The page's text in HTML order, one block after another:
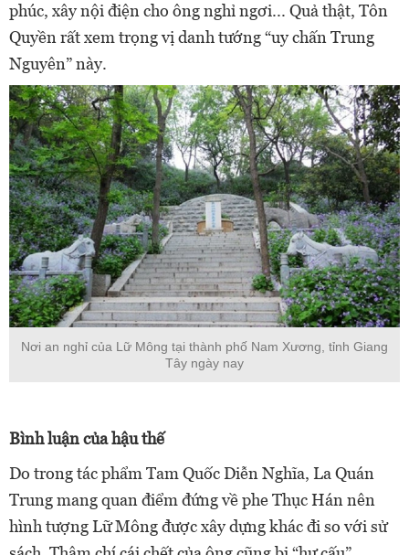
phúc, xây nội điện cho ông nghỉ ngơi... Quả thật, Tôn
Quyền rất xem trọng vị danh tướng “uy chấn Trung
Nguyên” này.
Nơi an nghỉ của Lữ Mông tại thành phố Nam Xương, tỉnh Giang
Tây ngày nay
Bình luận của hậu thế
Do trong tác phẩm Tam Quốc Diễn Nghĩa, La Quán
Trung mang quan điểm đứng về phe Thục Hán nên
hình tượng Lữ Mông được xây dựng khác đi so với sử